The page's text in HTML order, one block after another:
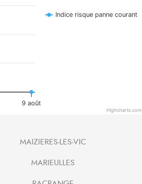
Indice risque panne courant
9 août
Highcharts.com
MAIZIERES-LES-VIC
MARIEULLES